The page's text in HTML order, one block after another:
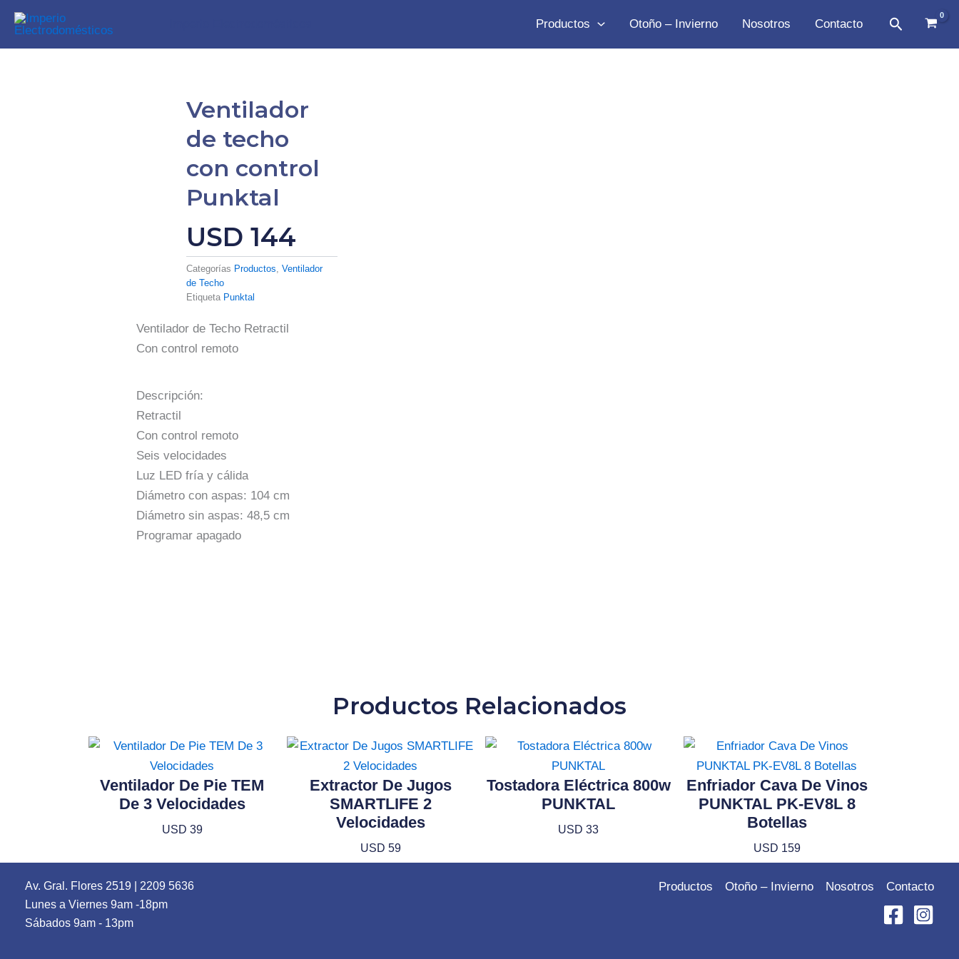
contenido
Productos Otoño – Invierno Nosotros Contacto Buscar
Ventilador
de techo
con control
Punktal
USD 144
Categorías Productos ,Ventilador
de Techo
Etiqueta Punktal
Ventilador de Techo Retractil
Con control remoto
Descripción:
Retractil
Con control remoto
Seis velocidades
Luz LED fría y cálida
Diámetro con aspas: 104 cm
Diámetro sin aspas: 48,5 cm
Programar apagado
Productos Relacionados
Ventilador De Pie TEM
De 3 Velocidades
USD 39
Extractor De Jugos
SMARTLIFE 2
Velocidades
USD 59
Tostadora Eléctrica 800w
PUNKTAL
USD 33
Enfriador Cava De Vinos
PUNKTAL PK-EV8L 8
Botellas
USD 159
Av. Gral. Flores 2519
2209 5636
Lunes a Viernes 9am -18pm
Sábados 9am - 13pm
Productos Otoño – Invierno Nosotros Contacto